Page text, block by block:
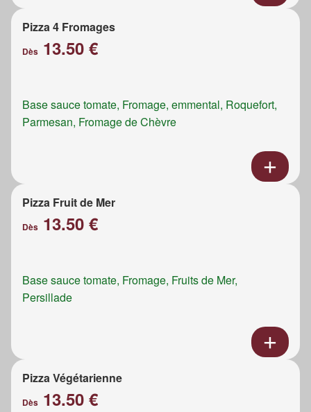
Pizza 4 Fromages
Dès 13.50 €
Base sauce tomate, Fromage, emmental, Roquefort,
Parmesan, Fromage de Chèvre
Pizza Fruit de Mer
Dès 13.50 €
Base sauce tomate, Fromage, Fruits de Mer,
Persillade
Pizza Végétarienne
Dès 13.50 €